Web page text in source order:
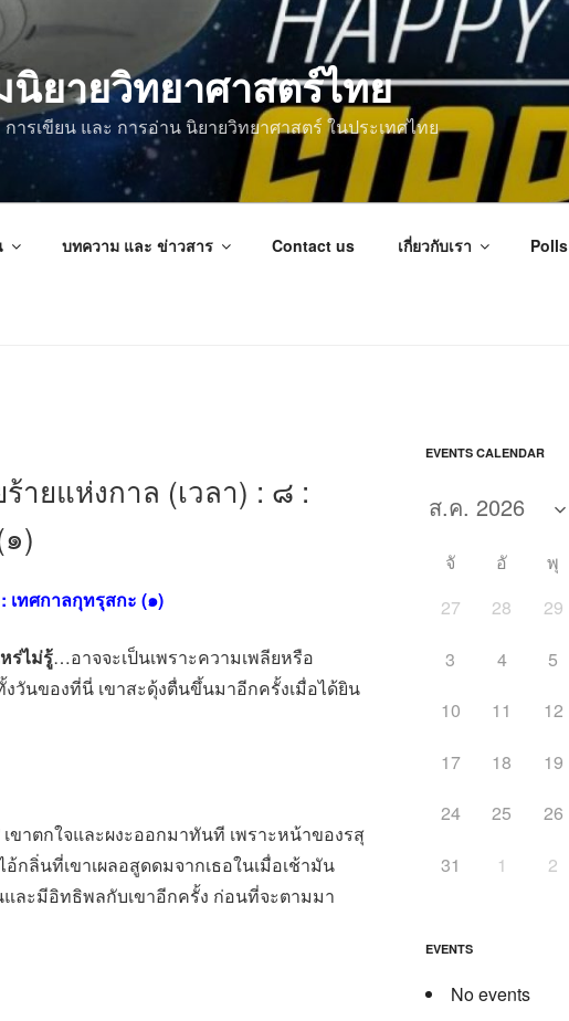
ยายวิทยาศาสตร์ไทย
การเขียน และ การอ่าน นิยายวิทยาศาสตร์ ในประเทศไทย
บทความ และ ข่าวสาร Contact us เกี่ยวกับเรา Polls
ายแห่งกาล (เวลา) : ๘ :
)
เทศกาลกุทรุสกะ (๑)
ร่ไม่รู้…อาจจะเป็นเพราะความเพลียหรือ
วันของที่นี่ เขาสะดุ้งตื่นขึ้นมาอีกครั้งเมื่อได้ยิน
ขาตกใจและผงะออกมาทันที เพราะหน้าของรสุ
กลิ่นที่เขาเผลอสูดดมจากเธอในเมื่อเช้ามัน
และมีอิทธิพลกับเขาอีกครั้ง ก่อนที่จะตามมา
EVENTS CALENDAR
จั อั พุ
27
28 29
3 4 5
10 11 12
17 18 19
24 25 26
31 1 2
EVENTS
No events